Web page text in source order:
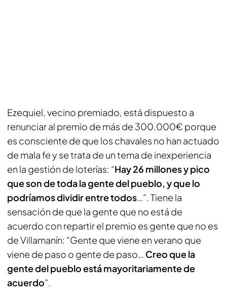
Ezequiel, vecino premiado, está dispuesto a
renunciar al premio de más de 300.000€ porque
es consciente de que los chavales no han actuado
de mala fe y se trata de un tema de inexperiencia
en la gestión de loterías: “Hay 26 millones y pico
que son de toda la gente del pueblo, y que lo
podríamos dividir entre todos…”. Tiene la
sensación de que la gente que no está de
acuerdo con repartir el premio es gente que no es
de Villamanín: “Gente que viene en verano que
viene de paso o gente de paso… Creo que la
gente del pueblo está mayoritariamente de
acuerdo”.